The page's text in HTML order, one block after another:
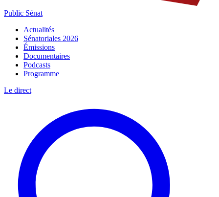
Public Sénat
Actualités
Sénatoriales 2026
Émissions
Documentaires
Podcasts
Programme
Le direct